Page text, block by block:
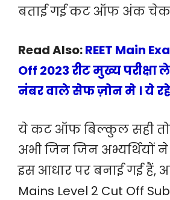
बताई गई कट ऑफ अंक
Read Also:REET Main
Off 2023 रीट मुख्य परीक्षा
नंबर वाले सेफ ज़ोन मे । ये
ये कट ऑफ बिल्कुल सही तो
अभी जिन जिन अभ्यर्थियों ने
इस आधार पर बनाई गई हैं,
Mains Level 2 Cut Off